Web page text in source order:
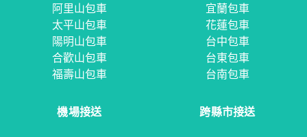
阿里山包車
太平山包車
陽明山包車
合歡山包車
福壽山包車
宜蘭包車
花蓮包車
台中包車
台東包車
台南包車
機場接送 跨縣市接送